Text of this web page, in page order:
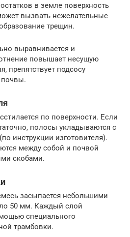
в земле поверхность
вызвать нежелательные
трещин.
выравнивается и
повышает несущую
препятствует подсосу
почвы.
по поверхности. Если
полосы укладываются с
инструкции изготовителя).
между собой и почвой
скобами.
засыпается небольшими
50 мм. Каждый слой
специального
трамбовки.